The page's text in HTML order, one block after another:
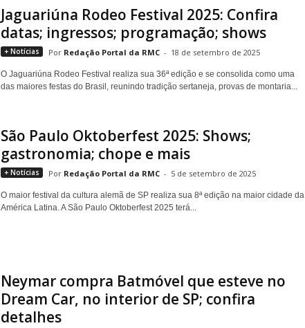
Jaguariúna Rodeo Festival 2025: Confira
datas; ingressos; programação; shows
+ Notícias Redação Portal da RMC - 18 de setembro de 2025
O Jaguariúna Rodeo Festival realiza sua 36ª edição e se consolida como uma
das maiores festas do Brasil, reunindo tradição sertaneja, provas de montaria...
São Paulo Oktoberfest 2025: Shows;
gastronomia; chope e mais
+ Notícias Redação Portal da RMC - 5 de setembro de 2025
O maior festival da cultura alemã de SP realiza sua 8ª edição na maior cidade da
América Latina. A São Paulo Oktoberfest 2025 terá...
Neymar compra Batmóvel que esteve no
Dream Car, no interior de SP; confira
detalhes